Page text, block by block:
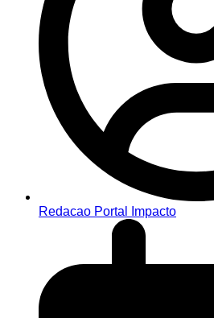
Redacao Portal Impacto